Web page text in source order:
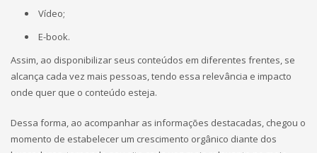
Vídeo;
E-book.
Assim, ao disponibilizar seus conteúdos em diferentes frentes, se
alcança cada vez mais pessoas, tendo essa relevância e impacto
onde quer que o conteúdo esteja.
Dessa forma, ao acompanhar as informações destacadas, chegou o
momento de estabelecer um crescimento orgânico diante dos